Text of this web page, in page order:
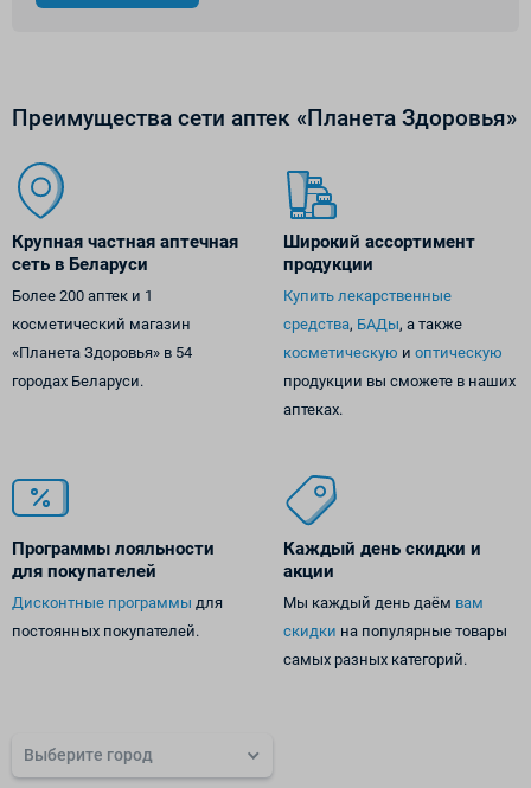
Преимущества сети аптек «Планета Здоровья»
Крупная частная аптечная
сеть в Беларуси
Более 200 аптек и 1
косметический магазин
«Планета Здоровья» в 54
городах Беларуси.
Широкий ассортимент
продукции
Купить лекарственные
средства, БАДы, а также
косметическую и оптическую
продукции вы сможете в наших
аптеках.
Программы лояльности
для покупателей
Дисконтные программы для
постоянных покупателей.
Каждый день скидки и
акции
Мы каждый день даём вам
скидки на популярные товары
самых разных категорий.
Выберите город